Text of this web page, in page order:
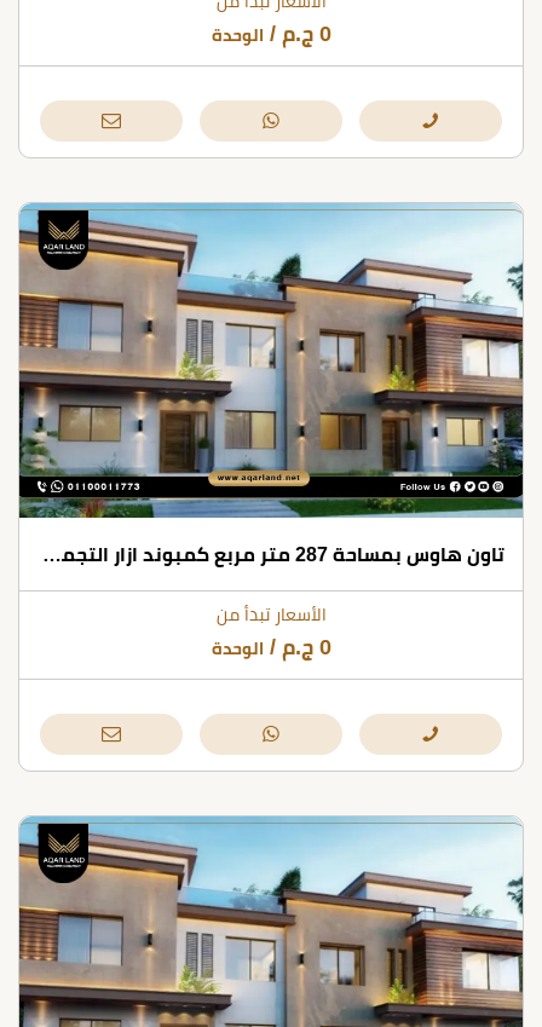
0 ج.م / الوحدة
تاون هاوس بمساحة 287 متر مربع كمبوند ازار التجمع الخامس
الأسعار تبدأ من
0 ج.م / الوحدة